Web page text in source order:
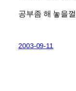
공부좀 해 놓을
2003-09-11